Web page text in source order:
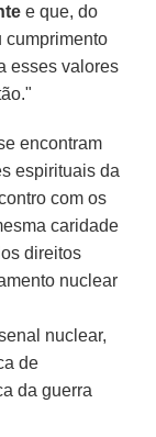
e que, do
cumprimento
esses valores
encontram
espirituais da
com os
caridade
direitos
nuclear
nuclear,
de
da guerra